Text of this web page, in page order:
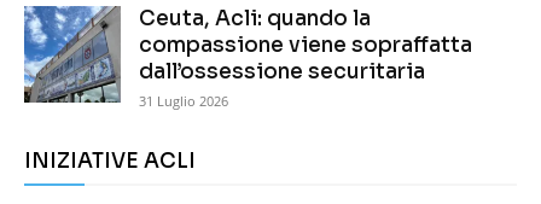
Ceuta, Acli: quando la
compassione viene sopraffatta
dall’ossessione securitaria
31 Luglio 2026
INIZIATIVE ACLI